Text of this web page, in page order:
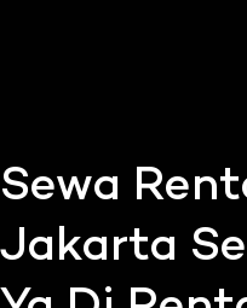
Sewa
Jakarta